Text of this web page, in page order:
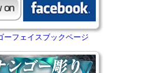
ーフェイスブックページ